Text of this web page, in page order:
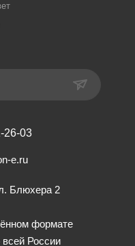
26-03
e.ru
Блюхера 2
формате
всей России